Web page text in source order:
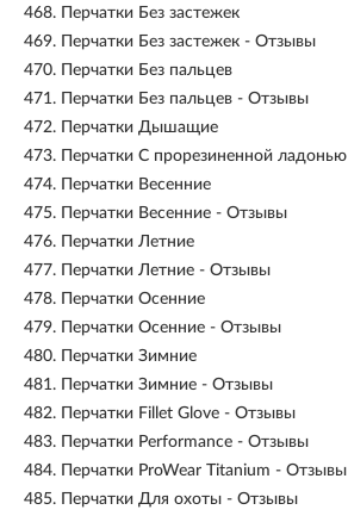
468.
Перчатки Без застежек
469.
Перчатки Без застежек - Отзывы
470.
Перчатки Без пальцев
471.
Перчатки Без пальцев - Отзывы
472.
Перчатки Дышащие
473.
Перчатки С прорезиненной ладонью
474.
Перчатки Весенние
475.
Перчатки Весенние - Отзывы
476.
Перчатки Летние
477.
Перчатки Летние - Отзывы
478.
Перчатки Осенние
479.
Перчатки Осенние - Отзывы
480.
Перчатки Зимние
481.
Перчатки Зимние - Отзывы
482.
Перчатки Fillet Glove - Отзывы
483.
Перчатки Performance - Отзывы
484.
Перчатки ProWear Titanium - Отзывы
485.
Перчатки Для охоты - Отзывы